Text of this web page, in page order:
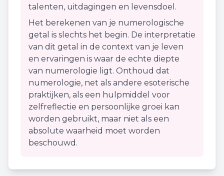
talenten, uitdagingen en levensdoel.
Het berekenen van je numerologische
getal is slechts het begin. De interpretatie
van dit getal in de context van je leven
en ervaringen is waar de echte diepte
van numerologie ligt. Onthoud dat
numerologie, net als andere esoterische
praktijken, als een hulpmiddel voor
zelfreflectie en persoonlijke groei kan
worden gebruikt, maar niet als een
absolute waarheid moet worden
beschouwd.